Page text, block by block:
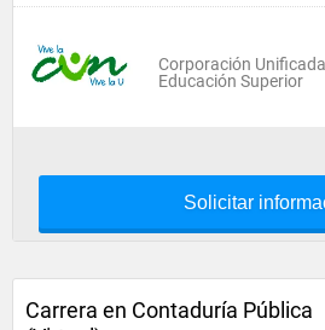
Corporación
Educación Superior
Solicitar
Carrera en Contaduría Pública